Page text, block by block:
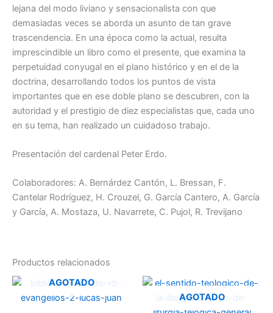
lejana del modo liviano y sensacionalista con que
demasiadas veces se aborda un asunto de tan grave
trascendencia. En una época como la actual, resulta
imprescindible un libro como el presente, que examina la
perpetuidad conyugal en el plano histórico y en el de la
doctrina, desarrollando todos los puntos de vista
importantes que en ese doble plano se descubren, con la
autoridad y el prestigio de diez especialistas que, cada uno
en su tema, han realizado un cuidadoso trabajo.
Presentación del cardenal Peter Erdo.
Colaboradores: A. Bernárdez Cantón, L. Bressan, F.
Cantelar Rodríguez, H. Crouzel, G. García Cantero, A. García
y García, A. Mostaza, U. Navarrete, C. Pujol, R. Trevijano
Productos relacionados
AGOTADO
AGOTADO